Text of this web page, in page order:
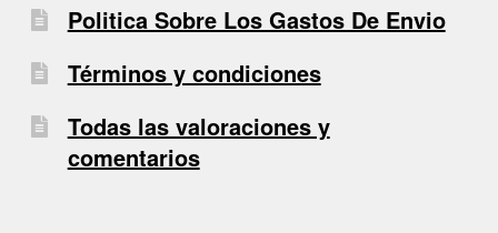
Politica Sobre Los Gastos De Envio
Términos y condiciones
Todas las valoraciones y
comentarios